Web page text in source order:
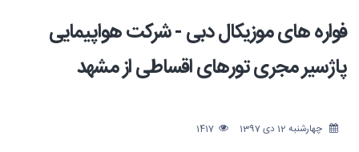
فواره های موزیکال دبی - شرکت هواپیمایی
پاژسیر مجری تورهای اقساطی از مشهد
چهارشنبه 12 دی 1397